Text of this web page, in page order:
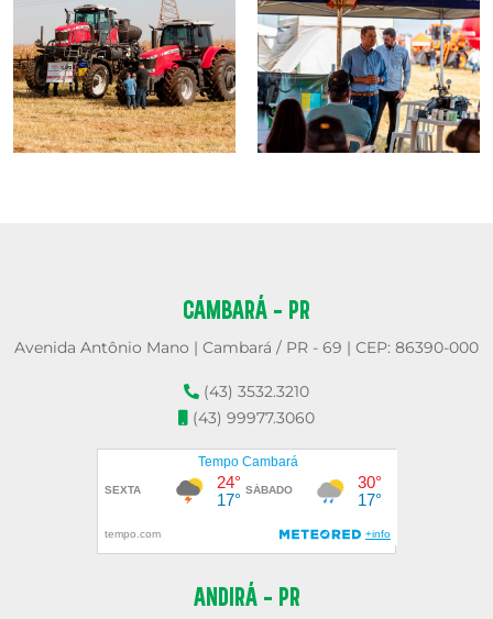
CAMBARÁ - PR
Avenida Antônio Mano | Cambará / PR - 69 | CEP: 86390-000
(43) 3532.3210
(43) 99977.3060
ANDIRÁ - PR